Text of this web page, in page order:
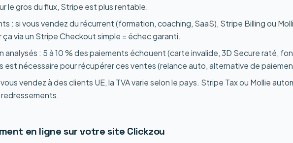
le gros du flux, Stripe est plus rentable.
: si vous vendez du récurrent (formation, coaching, SaaS), Stripe Billing ou
via un Stripe Checkout simple = échec garanti.
analysés : 5 à 10 % des paiements échouent (carte invalide, 3D Secure raté,
est nécessaire pour récupérer ces ventes (relance auto, alternative de
vendez à des clients UE, la TVA varie selon le pays. Stripe Tax ou Mollie
en ligne sur votre site Clickzou